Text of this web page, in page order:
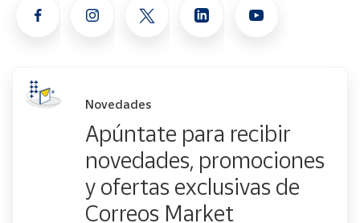
Novedades
Apúntate para recibir
novedades, promociones
y ofertas exclusivas de
Correos Market